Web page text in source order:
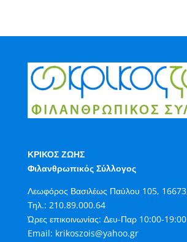
ΚΡΙΚΟΣ ΖΩΗΣ
Φιλανθρωπικός Σύλλογος
Λεωφόρος Βασιλέως Παύλου 105,
Τηλ.: 210.89.000.64
Ώρες επικοινωνίας: Δευ-Παρ 10:00-19:00
Email: krikoszois@yahoo.gr